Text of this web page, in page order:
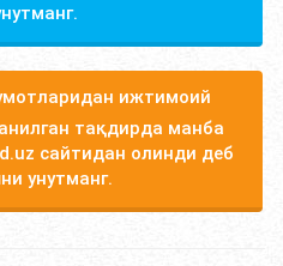
ижтимоий
тақдирда манба
сайтидан олинди деб
унутманг.